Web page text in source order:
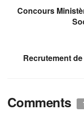
Concours
Recrutement
Comments